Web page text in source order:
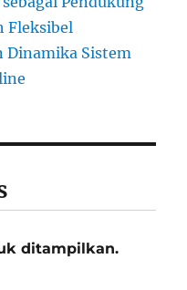
Fleksibel
Dinamika Sistem
ditampilkan.